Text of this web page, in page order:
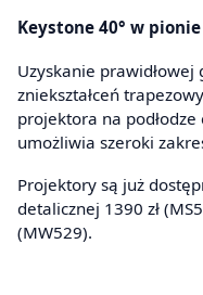
Keystone 40° w pionie
Uzyskanie
zniekształceń
projektora na
umożliwia szeroki
Projektory są już
detalicznej 1390 zł
(MW529).